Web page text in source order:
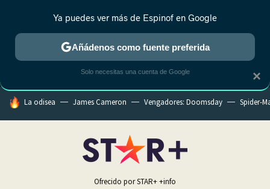
MENÚ NUEVO
ESTRENOS REALITY ANIME RANKINGS CINE
HOY SE HABLA DE
La odisea James Cameron Vengadores: Doomsday Spider-
Ofrecido por STAR++info
×
Ya puedes ver más de Espinof en Google
Añádenos como fuente preferida
Solo necesitas una cuenta de Google